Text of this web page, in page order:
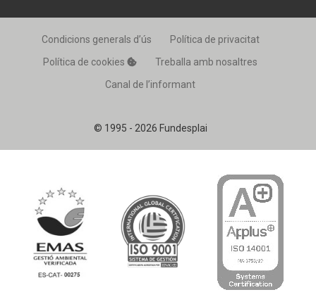
© 1995 - 2026 Fundesplai
Condicions generals d’ús
Política de privacitat
Política de cookies
Treballa amb nosaltres
Canal de l’informant